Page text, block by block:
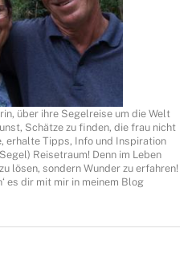
über ihre Segelreise um die Welt
Schätze zu finden, die frau nicht
erhalte Tipps, Info und Inspiration
Reisetraum! Denn im Leben
lösen, sondern Wunder zu erfahren!
es dir mit mir in meinem Blog